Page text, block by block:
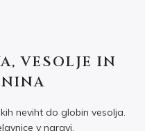
VESOLJE IN
neviht do globin vesolja.
v naravi.